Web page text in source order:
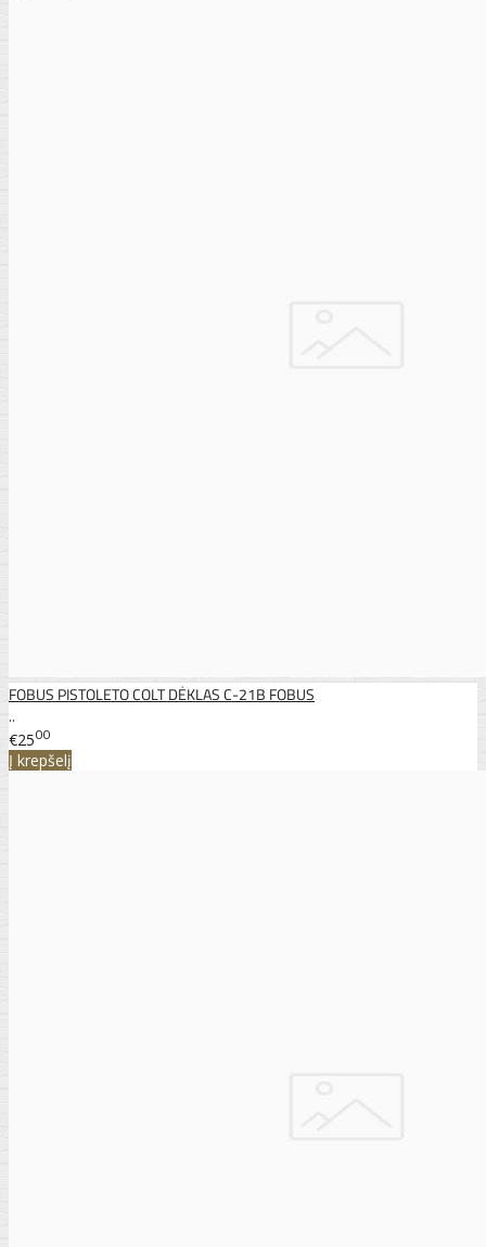
FOBUS PISTOLETO COLT DĖKLAS C-21B FOBUS
..
€2500
Į krepšelį